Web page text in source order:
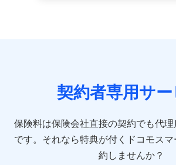
険契約に関する情報。例として、保険
者の氏名、住所、生年月日、性別、保
報、建物の構造や築年数などの情報、
齢などの情報などが含まれます。
【共同して利用する者の範囲】
契約者専用サー
保険料は保険会社直接の契約でも代
です。 それなら特典が付くドコモス
約しませんか？